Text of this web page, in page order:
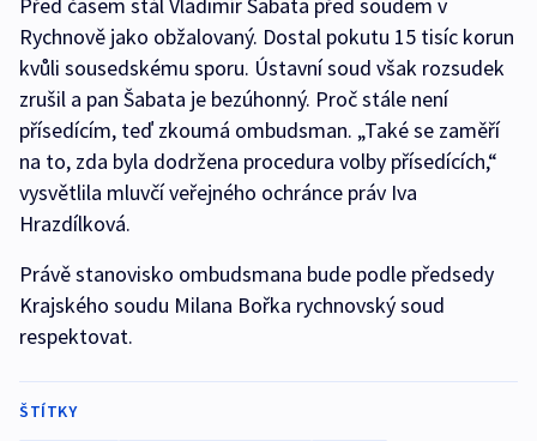
Před časem stál Vladimír Šabata před soudem v
Rychnově jako obžalovaný. Dostal pokutu 15 tisíc korun
kvůli sousedskému sporu. Ústavní soud však rozsudek
zrušil a pan Šabata je bezúhonný. Proč stále není
přísedícím, teď zkoumá ombudsman. „Také se zaměří
na to, zda byla dodržena procedura volby přísedících,“
vysvětlila mluvčí veřejného ochránce práv Iva
Hrazdílková.
Právě stanovisko ombudsmana bude podle předsedy
Krajského soudu Milana Bořka rychnovský soud
respektovat.
ŠTÍTKY